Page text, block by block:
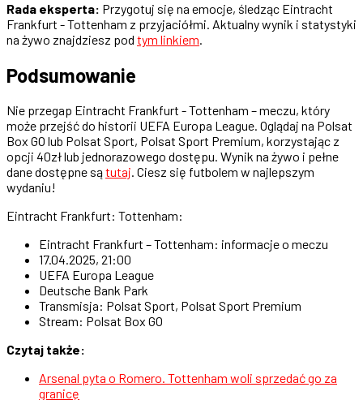
Rada eksperta: Przygotuj się na emocje, śledząc Eintracht
Frankfurt - Tottenham z przyjaciółmi. Aktualny wynik i statystyki
na żywo znajdziesz pod tym linkiem
Podsumowanie
Nie przegap Eintracht Frankfurt - Tottenham – meczu, który
może przejść do historii UEFA Europa League. Oglądaj na Polsat
Box GO lub Polsat Sport, Polsat Sport Premium, korzystając z
opcji 40zł lub jednorazowego dostępu. Wynik na żywo i pełne
dane dostępne sątutaj. Ciesz się futbolem w najlepszym
wydaniu!
Eintracht Frankfurt: Tottenham:
Eintracht Frankfurt – Tottenham: informacje o meczu
17.04.2025, 21:00
UEFA Europa League
Deutsche Bank Park
Transmisja: Polsat Sport, Polsat Sport Premium
Stream: Polsat Box GO
Czytaj także:
Arsenal pyta o Romero. Tottenham woli sprzedać go za
granicę